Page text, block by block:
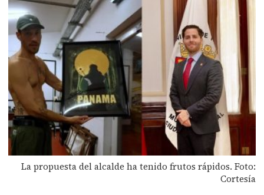
La propuesta del alcalde ha tenido frutos rápidos. Foto:
Cortesía